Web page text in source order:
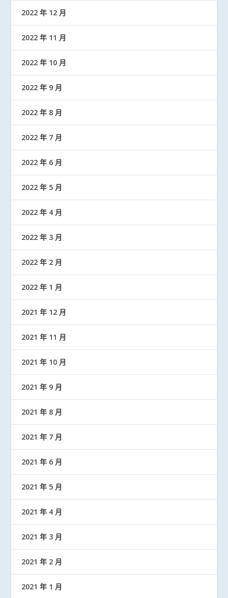
2022 年 12 月
2022 年 11 月
2022 年 10 月
2022 年 9 月
2022 年 8 月
2022 年 7 月
2022 年 6 月
2022 年 5 月
2022 年 4 月
2022 年 3 月
2022 年 2 月
2022 年 1 月
2021 年 12 月
2021 年 11 月
2021 年 10 月
2021 年 9 月
2021 年 8 月
2021 年 7 月
2021 年 6 月
2021 年 5 月
2021 年 4 月
2021 年 3 月
2021 年 2 月
2021 年 1 月